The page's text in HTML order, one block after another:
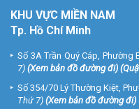
KHU VỰC MIỀN NAM
Tp. Hồ Chí Minh
Số 3A Trần Quý Cáp, Phường
7) (Xem bản đồ đường đi)
Số 354/70 Lý Thường Kiệt,
Thứ 7) (Xem bản đồ đường đi)